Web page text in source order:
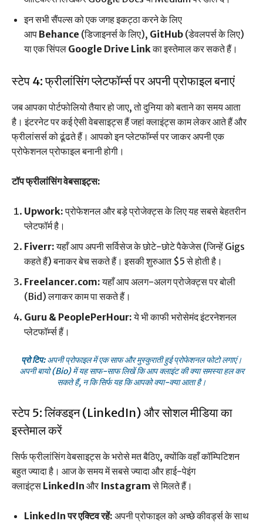
इन सभी सैंपल्स को एक जगह इकट्ठा करने के लिए
आप Behance (डिजाइनर्स के लिए), GitHub (डेवलपर्स के लिए)
या एक सिंपल Google Drive Linkका इस्तेमाल कर सकते हैं।
स्टेप 4: फ्रीलांसिंग प्लेटफॉर्म्स पर अपनी प्रोफाइल बनाएं
जब आपका पोर्टफोलियो तैयार हो जाए, तो दुनिया को बताने का समय आता
है। इंटरनेट पर कई ऐसी वेबसाइट्स हैं जहां क्लाइंट्स काम लेकर आते हैं और
फ्रीलांसर्स को ढूंढते हैं। आपको इन प्लेटफॉर्म्स पर जाकर अपनी एक
प्रोफेशनल प्रोफाइल बनानी होगी।
टॉप फ्रीलांसिंग वेबसाइट्स:
Upwork:प्रोफेशनल और बड़े प्रोजेक्ट्स के लिए यह सबसे बेहतरीन
प्लेटफॉर्म है।
Fiverr:यहाँ आप अपनी सर्विसेज के छोटे-छोटे पैकेजेस (जिन्हें Gigs
कहते हैं) बनाकर बेच सकते हैं। इसकी शुरुआत $5 से होती है।
Freelancer.com:यहाँ आप अलग-अलग प्रोजेक्ट्स पर बोली
(Bid) लगाकर काम पा सकते हैं।
Guru & PeoplePerHour:ये भी काफी भरोसेमंद इंटरनेशनल
प्लेटफॉर्म्स हैं।
प्रो टिप:अपनी प्रोफाइल में एक साफ और मुस्कुराती हुई प्रोफेशनल फोटो लगाएं।
अपनी बायो (Bio) में यह साफ-साफ लिखें कि आप क्लाइंट की क्या समस्या हल कर
सकते हैं, न कि सिर्फ यह कि आपको क्या-क्या आता है।
स्टेप 5: लिंक्डइन (LinkedIn) और सोशल मीडिया का
इस्तेमाल करें
सिर्फ फ्रीलांसिंग वेबसाइट्स के भरोसे मत बैठिए, क्योंकि वहाँ कॉम्पिटिशन
बहुत ज्यादा है। आज के समय में सबसे ज्यादा और हाई-पेइंग
क्लाइंट्स LinkedIn और Instagramसे मिलते हैं।
LinkedIn पर एक्टिव रहें: अपनी प्रोफाइल को अच्छे कीवर्ड्स के साथ